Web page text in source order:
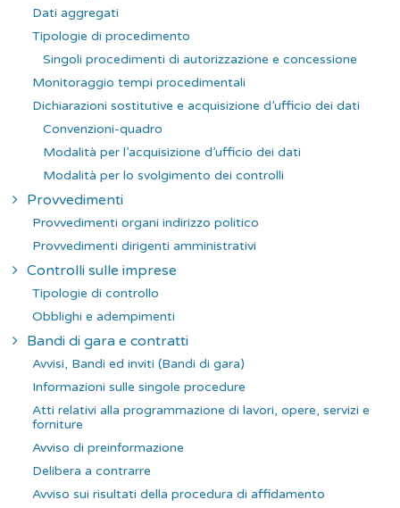
Dati aggregati
Tipologie di procedimento
Singoli procedimenti di autorizzazione e concessione
Monitoraggio tempi procedimentali
Dichiarazioni sostitutive e acquisizione d’ufficio dei dati
Convenzioni-quadro
Modalità per l’acquisizione d’ufficio dei dati
Modalità per lo svolgimento dei controlli
Provvedimenti
Provvedimenti organi indirizzo politico
Provvedimenti dirigenti amministrativi
Controlli sulle imprese
Tipologie di controllo
Obblighi e adempimenti
Bandi di gara e contratti
Avvisi, Bandi ed inviti (Bandi di gara)
Informazioni sulle singole procedure
Atti relativi alla programmazione di lavori, opere, servizi e
forniture
Avviso di preinformazione
Delibera a contrarre
Avviso sui risultati della procedura di affidamento